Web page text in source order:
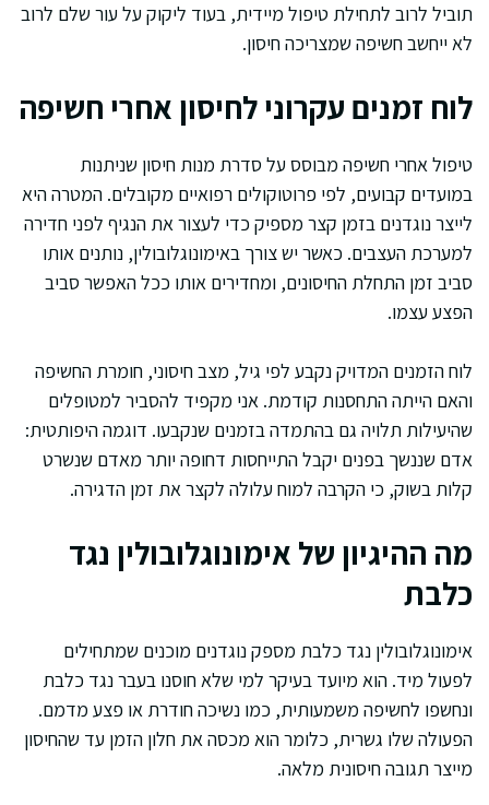
תוביל לרוב לתחילת טיפול מיידית, בעוד ליקוק על עור שלם לרוב
לא ייחשב חשיפה שמצריכה חיסון.
לוח זמנים עקרוני לחיסון אחרי חשיפה
טיפול אחרי חשיפה מבוסס על סדרת מנות חיסון שניתנות
במועדים קבועים, לפי פרוטוקולים רפואיים מקובלים. המטרה היא
לייצר נוגדנים בזמן קצר מספיק כדי לעצור את הנגיף לפני חדירה
למערכת העצבים. כאשר יש צורך באימונוגלובולין, נותנים אותו
סביב זמן התחלת החיסונים, ומחדירים אותו ככל האפשר סביב
הפצע עצמו.
לוח הזמנים המדויק נקבע לפי גיל, מצב חיסוני, חומרת החשיפה
והאם הייתה התחסנות קודמת. אני מקפיד להסביר למטופלים
שהיעילות תלויה גם בהתמדה בזמנים שנקבעו. דוגמה היפותטית:
אדם שננשך בפנים יקבל התייחסות דחופה יותר מאדם שנשרט
קלות בשוק, כי הקרבה למוח עלולה לקצר את זמן הדגירה.
מה ההיגיון של אימונוגלובולין נגד
כלבת
אימונוגלובולין נגד כלבת מספק נוגדנים מוכנים שמתחילים
לפעול מיד. הוא מיועד בעיקר למי שלא חוסנו בעבר נגד כלבת
ונחשפו לחשיפה משמעותית, כמו נשיכה חודרת או פצע מדמם.
הפעולה שלו גשרית, כלומר הוא מכסה את חלון הזמן עד שהחיסון
מייצר תגובה חיסונית מלאה.